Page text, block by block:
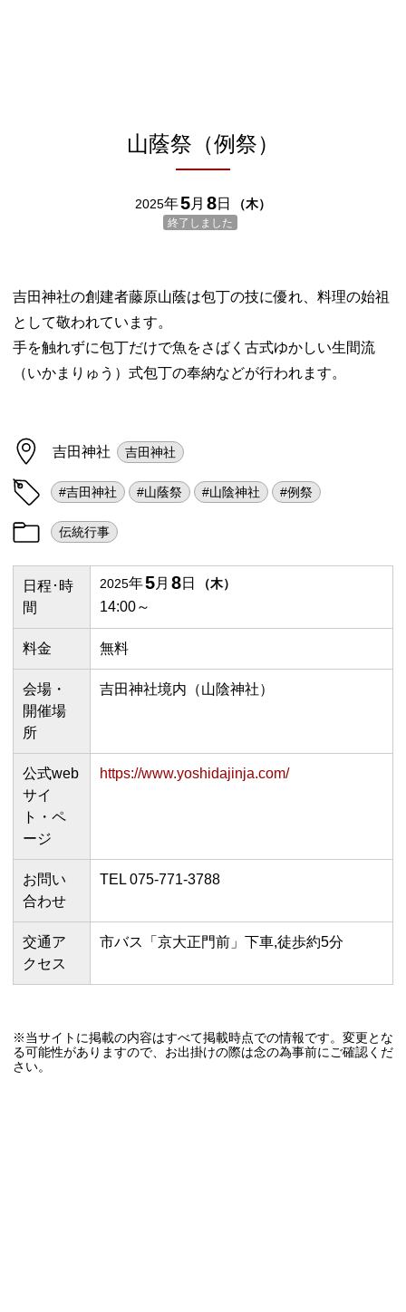
山蔭祭（例祭）
終了しました
2025年5月 8日 （木）
吉田神社の創建者藤原山蔭は包丁の技に優れ、料理の始祖
として敬われています。
手を触れずに包丁だけで魚をさばく古式ゆかしい生間流
（いかまりゅう）式包丁の奉納などが行われます。
吉田神社 吉田神社
#吉田神社 #山蔭祭 #山陰神社 #例祭
伝統行事
日程･時
間
2025年5月 8日 （木）
14:00～
料金 無料
会場・
開催場
所
吉田神社境内（山陰神社）
公式web
サイ
ト・ペ
ージ
https://www.yoshidajinja.com/
お問い
合わせ
TEL 075-771-3788
交通ア
クセス
市バス「京大正門前」下車,徒歩約5分
※当サイトに掲載の内容はすべて掲載時点での情報です。変更とな
る可能性がありますので、お出掛けの際は念の為事前にご確認くだ
さい。